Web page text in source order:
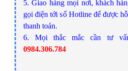
5. Giao hàng mọi nơi, khách
gọi điện tới số Hotline để được
thanh toán.
6. Mọi thắc mắc cần tư
0984.306.784